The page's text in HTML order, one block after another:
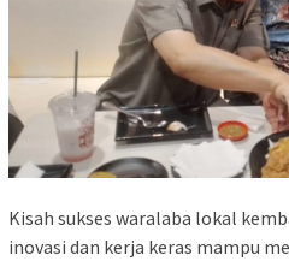
Kisah sukses waralaba lokal
inovasi dan kerja keras mampu